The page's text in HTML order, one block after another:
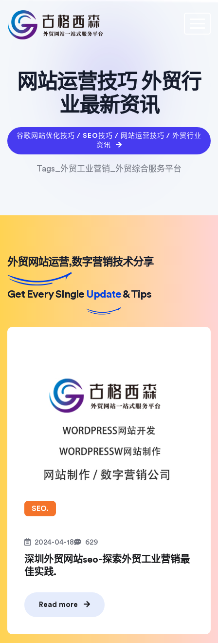
网站运营技巧 外贸行
业最新资讯
谷歌网站优化技巧 / SEO技巧 / 网站运营技巧 / 外贸行业
资讯
Tags_外贸工业营销_外贸综合服务平台
外贸网站运营,数字营销技术分享
Get Every SIngle Update& Tips
SEO.
2024-04-18 629
深圳外贸网站seo-探索外贸工业营销最
佳实践.
Read more